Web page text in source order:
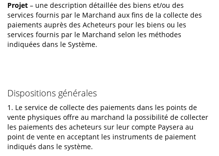
Projet – une description détaillée des biens et/ou des
services fournis par le Marchand aux fins de la collecte des
paiements auprès des Acheteurs pour les biens ou les
services fournis par le Marchand selon les méthodes
indiquées dans le Système.
Dispositions générales
1. Le service de collecte des paiements dans les points de
vente physiques offre au marchand la possibilité de collecter
les paiements des acheteurs sur leur compte Paysera au
point de vente en acceptant les instruments de paiement
indiqués dans le système.